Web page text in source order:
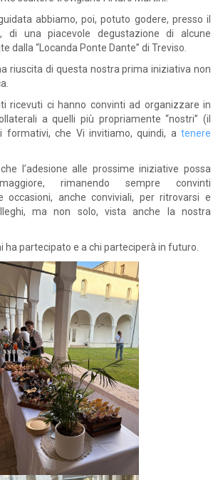
abbiamo, poi, potuto godere, presso il
di una piacevole degustazione di alcune
dalla “Locanda Ponte Dante” di Treviso.
riuscita di questa nostra prima iniziativa non
ricevuti ci hanno convinti ad organizzare in
a quelli più propriamente “nostri” (il
formativi, che Vi invitiamo, quindi, a tenere
l’adesione alle prossime iniziative possa
rimanendo sempre convinti
occasioni, anche conviviali, per ritrovarsi e
ma non solo, vista anche la nostra
ha partecipato e a chi parteciperà in futuro.